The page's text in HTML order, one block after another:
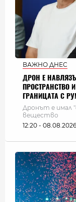
ВАЖНО ДНЕС
ДРОН Е
ПРОСТРАНСТВО
ГРАНИЦАТА С
Дронът е имал
вещество
12:20 - 08.08.2026